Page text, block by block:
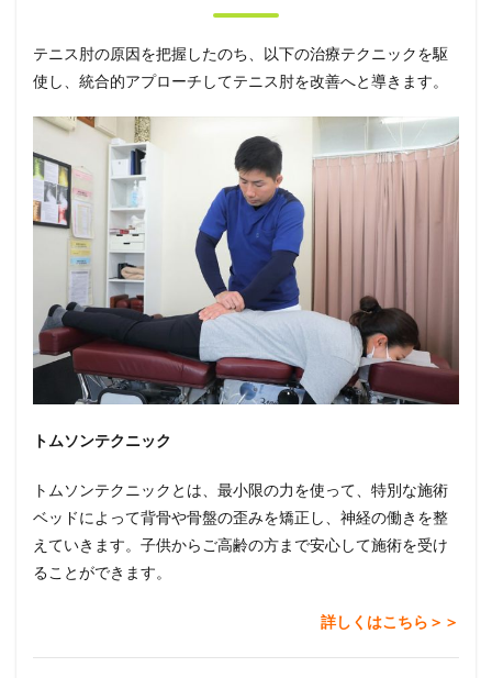
テニス肘の原因を把握したのち、以下の治療テクニックを駆
使し、統合的アプローチしてテニス肘を改善へと導きます。
トムソンテクニック
トムソンテクニックとは、最小限の力を使って、特別な施術
ベッドによって背骨や骨盤の歪みを矯正し、神経の働きを整
えていきます。子供からご高齢の方まで安心して施術を受け
ることができます。
詳しくはこちら＞＞